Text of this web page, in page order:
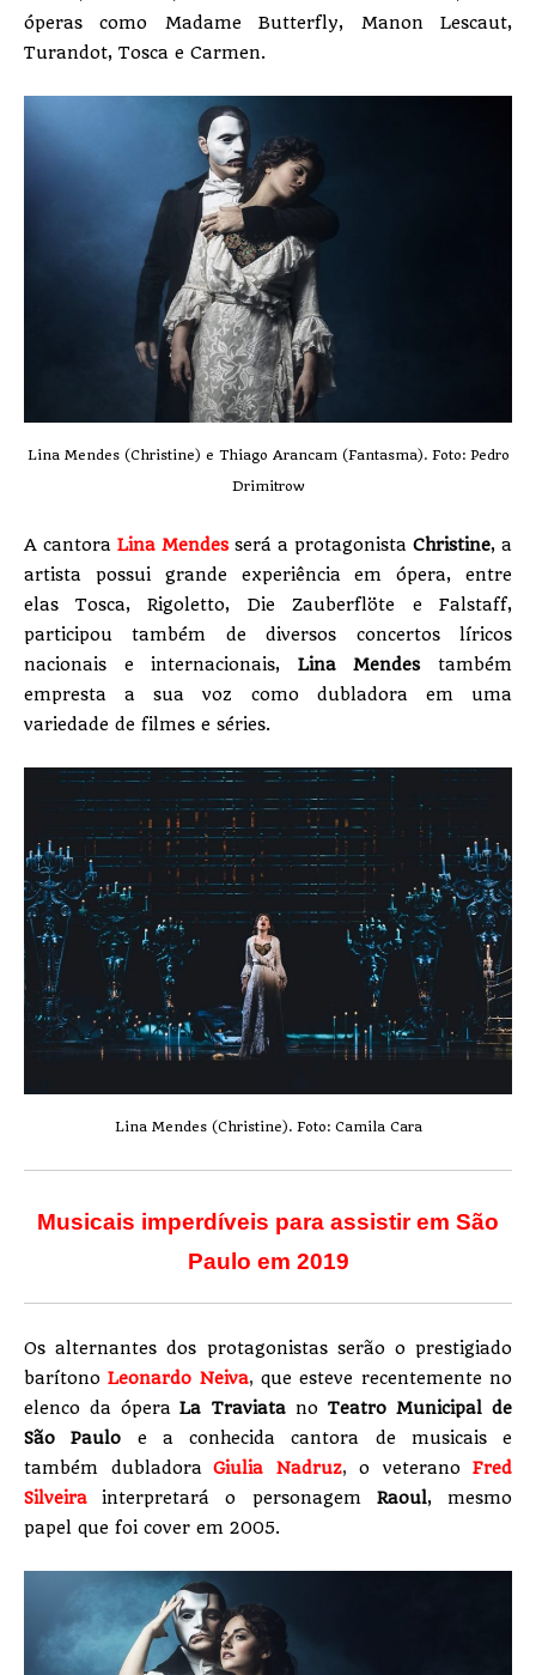
óperas como Madame Butterfly, Manon Lescaut,
Turandot, Tosca e Carmen.
Lina Mendes (Christine) e Thiago Arancam (Fantasma). Foto: Pedro
Drimitrow
A cantora Lina Mendesserá a protagonista Christine, a
artista possui grande experiência em ópera, entre
elas Tosca, Rigoletto, Die Zauberflöte e Falstaff,
participou também de diversos concertos líricos
nacionais e internacionais, Lina Mendestambém
empresta a sua voz como dubladora em uma
variedade de filmes e séries.
Lina Mendes (Christine). Foto: Camila Cara
Musicais imperdíveis para assistir em São
Paulo em 2019
Os alternantes dos protagonistas serão o prestigiado
barítonoLeonardo Neiva, que esteve recentemente no
elenco da óperaLa Traviatano Teatro Municipal de
São Paulo e a conhecida cantora de musicais e
também dubladora Giulia Nadruz, o veterano
Fred
Silveira interpretará o personagem Raoul, mesmo
papel que foi cover em 2005.